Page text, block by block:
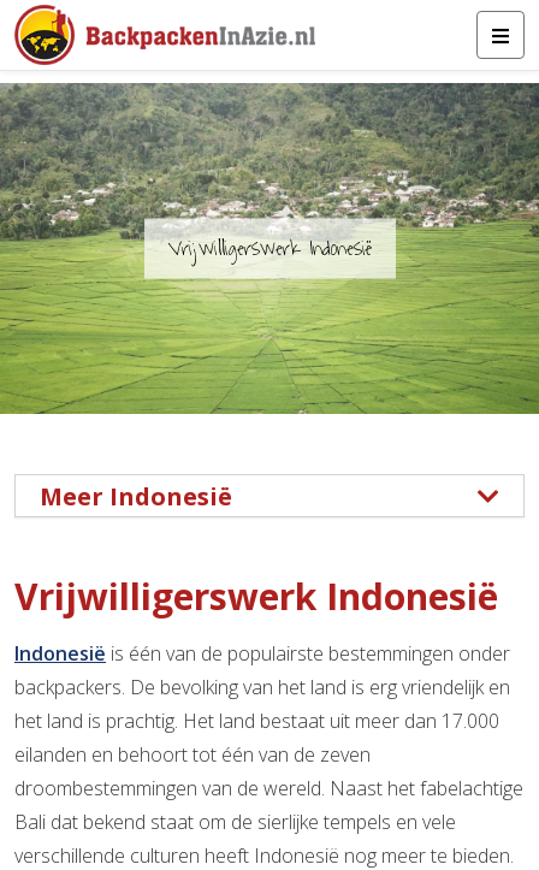
Vrijwilligerswerk Indonesië
Meer Indonesië
Vrijwilligerswerk Indonesië
Indonesië is één van de populairste bestemmingen onder
backpackers. De bevolking van het land is erg vriendelijk en
het land is prachtig. Het land bestaat uit meer dan 17.000
eilanden en behoort tot één van de zeven
droombestemmingen van de wereld. Naast het fabelachtige
Bali dat bekend staat om de sierlijke tempels en vele
verschillende culturen heeft Indonesië nog meer te bieden.